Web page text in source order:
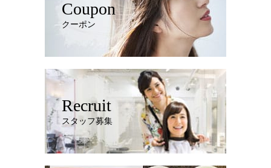
Coupon
クーポン
Recruit
スタッフ募集